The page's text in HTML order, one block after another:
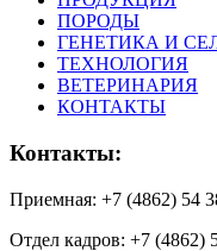
ПОРОДЫ
ГЕНЕТИКА И
ТЕХНОЛОГИЯ
ВЕТЕРИНАРИЯ
КОНТАКТЫ
Контакты:
Приемная: +7 (4862) 54
Отдел кадров: +7 (4862)